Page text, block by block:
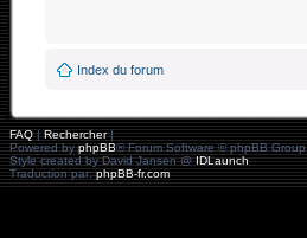
Index du forum
FAQ|Rechercher|
Powered byphpBB® Forum Software © phpBB Group
Style created by David Jansen @IDLaunch
Traduction par:phpBB-fr.com